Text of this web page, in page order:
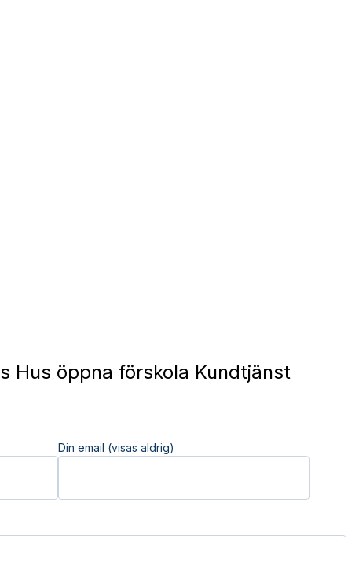
Hus öppna förskola Kundtjänst
Din email (visas aldrig)